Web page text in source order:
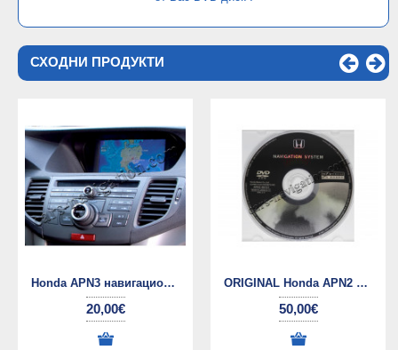
СХОДНИ ПРОДУКТИ
Honda APN3 навигационен диск
20,00€
ORIGINAL Honda APN2 навигационен диск
50,00€